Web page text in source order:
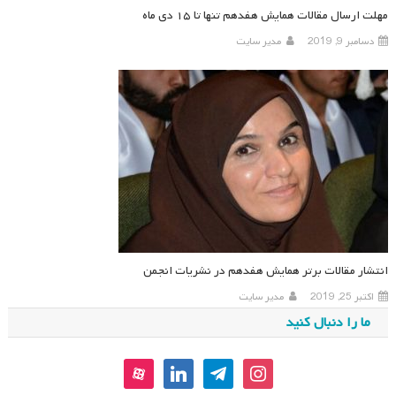
مهلت ارسال مقالات همایش هفدهم تنها تا ۱۵ دی ماه
دسامبر 9, 2019 مدیر سایت
انتشار مقالات برتر همایش هفدهم در نشریات انجمن
اکتبر 25, 2019 مدیر سایت
ما را دنبال کنید
instagram
telegram
linkedin
aparat